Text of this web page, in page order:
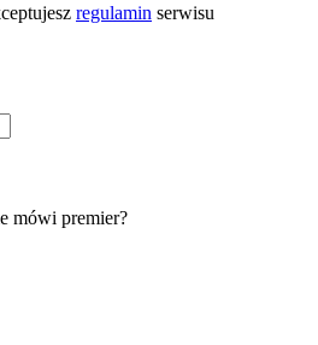
regulamin serwisu
mówi premier?